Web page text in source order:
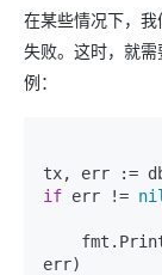
在某些情况下，
失败。这时，就
例：
if err != nil
err)